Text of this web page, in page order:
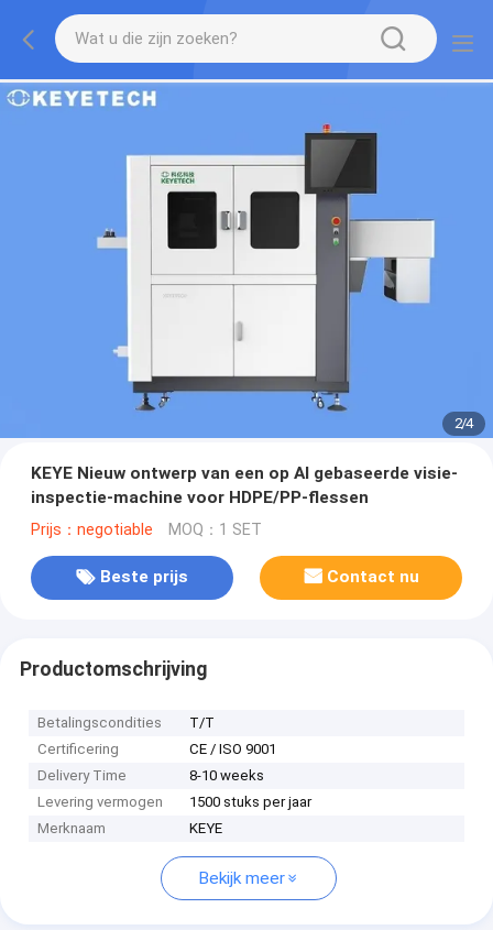
2/4
KEYE Nieuw ontwerp van een op AI gebaseerde visie-
inspectie-machine voor HDPE/PP-flessen
Prijs：negotiable MOQ：1 SET
Beste prijs Contact nu
Productomschrijving
Betalingscondities
T/T
Certificering
CE / ISO 9001
Delivery Time
8-10 weeks
Levering vermogen
1500 stuks per jaar
Merknaam
KEYE
Bekijk meer